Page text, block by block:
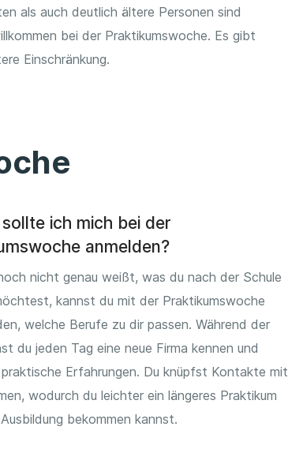
als auch deutlich ältere Personen sind
bei der Praktikumswoche. Es gibt
Einschränkung.
ich mich bei der
anmelden?
nicht genau weißt, was du nach der Schule
kannst du mit der Praktikumswoche
welche Berufe zu dir passen. Während der
du jeden Tag eine neue Firma kennen und
Erfahrungen. Du knüpfst Kontakte mit
wodurch du leichter ein längeres Praktikum
bekommen kannst.